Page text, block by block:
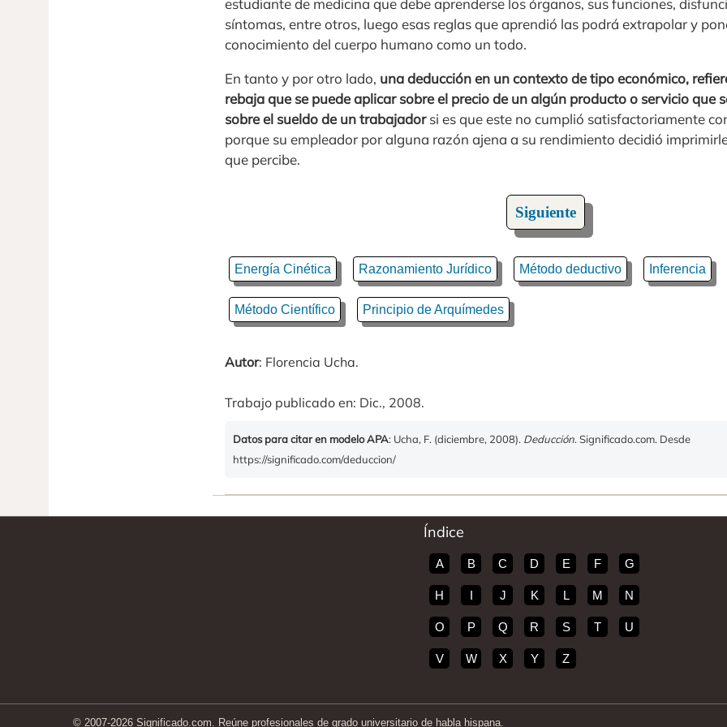
estudiante de medicina que debe aprenderse los órganos, sus funciones,
síntomas, entre otros, luego esas reglas que aprendió las podrá extrapolar y
conocimiento del cuerpo humano como un todo.
En tanto y por otro lado, una deducción en un contexto de tipo económico,
rebaja que se puede aplicar sobre el precio de un algún producto o servicio que
sobre el sueldo de un trabajadorsi es que este no cumplió satisfactoriamente
porque su empleador por alguna razón ajena a su rendimiento decidió
que percibe.
Siguiente
Energía Cinética Razonamiento Jurídico Método deductivo Inferencia
Método Científico Principio de Arquímedes
Autor: Florencia Ucha.
Trabajo publicado en: Dic., 2008.
Datos para citar en modelo APA: Ucha, F. (diciembre, 2008). Deducción. Significado.com. Desde
https://significado.com/deduccion/
Índice
A B C D E F G
H I J K L M N
O P Q R S T U
V W X Y Z
© 2007-2026 Significado.com. Reúne profesionales de grado universitario de habla hispana.